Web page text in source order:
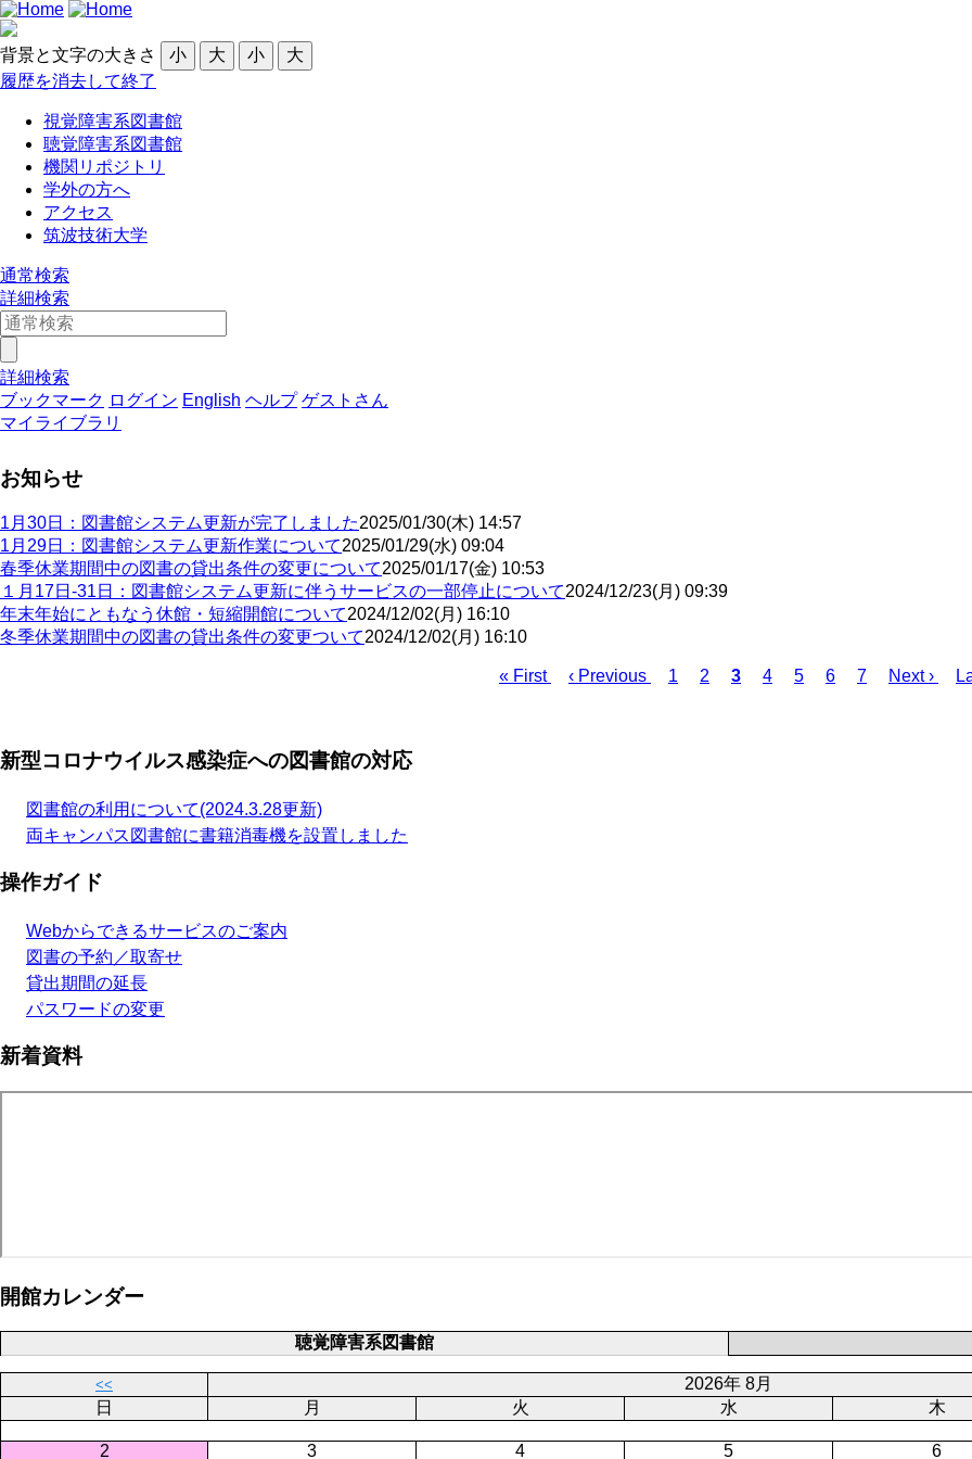
背景と文字の大きさ 小 大 小
大
履歴を消去して終了
視覚障害系図書館
聴覚障害系図書館
機関リポジトリ
学外の方へ
アクセス
筑波技術大学
通常検索
詳細検索
詳細検索
ブックマーク ログイン English ヘルプ ゲストさん
マイライブラリ
お知らせ
1月30日：図書館システム更新が完了しました2025/01/30(木) 14:57
1月29日：図書館システム更新作業について2025/01/29(水) 09:04
春季休業期間中の図書の貸出条件の変更について2025/01/17(金) 10:53
１月17日-31日：図書館システム更新に伴うサービスの一部停止について2024/12/23(月) 09:39
年末年始にともなう休館・短縮開館について2024/12/02(月) 16:10
冬季休業期間中の図書の貸出条件の変更ついて2024/12/02(月) 16:10
ジ
送
先
« First
前
‹ Previous
ペ
1
ペ
2
カ
3
ペ
4
ペ
5
ペ
6
ペ
7
次
Next ›
最
新型コロナウイルス感染症への図書館の対応
図書館の利用について(2024.3.28更新)
両キャンパス図書館に書籍消毒機を設置しました
操作ガイド
Webからできるサービスのご案内
図書の予約／取寄せ
貸出期間の延長
パスワードの変更
新着資料
開館カレンダー
聴覚障害系図書館
<< 2026年 8月
日 月 火 水 木
2
3 4 5 6